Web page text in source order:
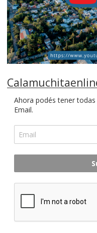
Ahora podés tener
Email.